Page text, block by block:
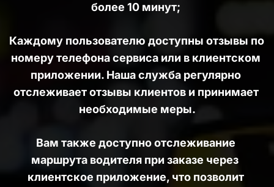
более 10 минут;
Каждому пользователю доступны отзывы по
номеру телефона сервиса или в клиентском
приложении. Наша служба регулярно
отслеживает отзывы клиентов и принимает
необходимые меры.
Вам также доступно отслеживание
маршрута водителя при заказе через
клиентское приложение, что позволит